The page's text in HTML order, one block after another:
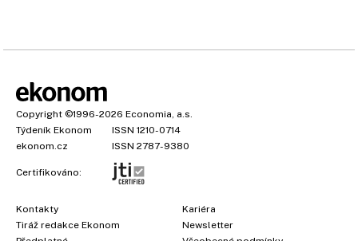
Copyright ©1996-2026 Economia, a.s.
Týdeník Ekonom
ISSN 1210-0714
ekonom.cz
ISSN 2787-9380
Certifikováno:
Kontakty
Tiráž redakce Ekonom
Kariéra
Newsletter